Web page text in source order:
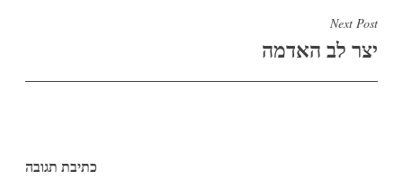
Next Post
יצר לב האדמה
כתיבת תגובה